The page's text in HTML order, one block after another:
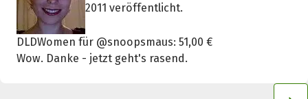
2011 veröffentlicht.
DLDWomen für @snoopsmaus: 51,00 €
Wow. Danke - jetzt geht's rasend.